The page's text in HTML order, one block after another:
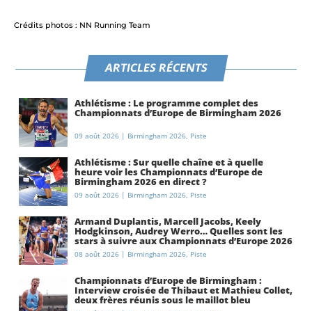
Crédits photos : NN Running Team
ARTICLES RÉCENTS
Athlétisme : Le programme complet des
Championnats d’Europe de Birmingham 2026
09 août 2026 | Birmingham 2026, Piste
Athlétisme : Sur quelle chaîne et à quelle
heure voir les Championnats d’Europe de
Birmingham 2026 en direct ?
09 août 2026 | Birmingham 2026, Piste
Armand Duplantis, Marcell Jacobs, Keely
Hodgkinson, Audrey Werro… Quelles sont les
stars à suivre aux Championnats d’Europe 2026
à Birmingham ?
08 août 2026 | Birmingham 2026, Piste
Championnats d’Europe de Birmingham :
Interview croisée de Thibaut et Mathieu Collet,
deux frères réunis sous le maillot bleu